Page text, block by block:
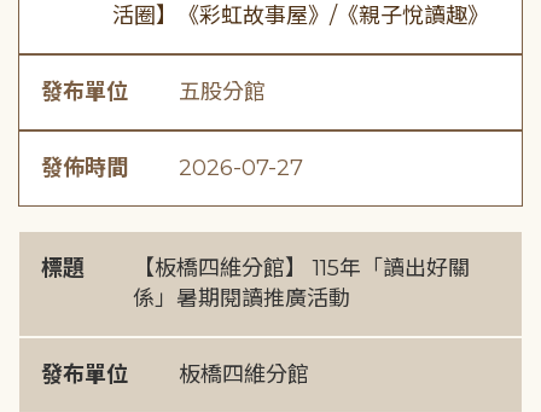
活圈】《彩虹故事屋》/《親子悅讀趣》
發布單位 五股分館
發佈時間 2026-07-27
標題
【板橋四維分館】 115年「讀出好關
係」暑期閱讀推廣活動
發布單位 板橋四維分館